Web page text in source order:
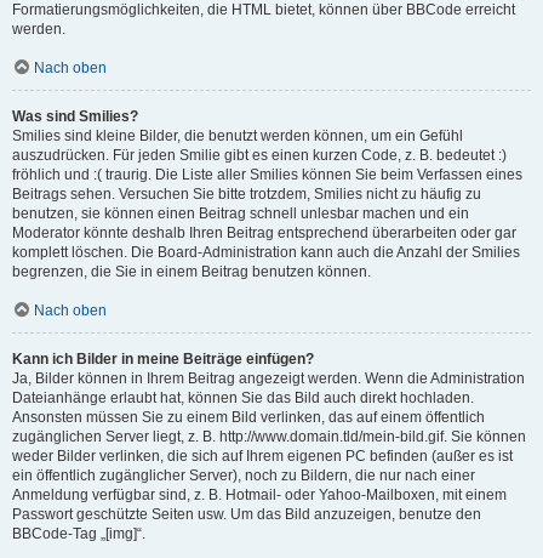
Formatierungsmöglichkeiten, die HTML bietet, können über BBCode erreicht
werden.
Nach oben
Was sind Smilies?
Smilies sind kleine Bilder, die benutzt werden können, um ein Gefühl
auszudrücken. Für jeden Smilie gibt es einen kurzen Code, z. B. bedeutet :)
fröhlich und :( traurig. Die Liste aller Smilies können Sie beim Verfassen eines
Beitrags sehen. Versuchen Sie bitte trotzdem, Smilies nicht zu häufig zu
benutzen, sie können einen Beitrag schnell unlesbar machen und ein
Moderator könnte deshalb Ihren Beitrag entsprechend überarbeiten oder gar
komplett löschen. Die Board-Administration kann auch die Anzahl der Smilies
begrenzen, die Sie in einem Beitrag benutzen können.
Nach oben
Kann ich Bilder in meine Beiträge einfügen?
Ja, Bilder können in Ihrem Beitrag angezeigt werden. Wenn die Administration
Dateianhänge erlaubt hat, können Sie das Bild auch direkt hochladen.
Ansonsten müssen Sie zu einem Bild verlinken, das auf einem öffentlich
zugänglichen Server liegt, z. B. http://www.domain.tld/mein-bild.gif. Sie können
weder Bilder verlinken, die sich auf Ihrem eigenen PC befinden (außer es ist
ein öffentlich zugänglicher Server), noch zu Bildern, die nur nach einer
Anmeldung verfügbar sind, z. B. Hotmail- oder Yahoo-Mailboxen, mit einem
Passwort geschützte Seiten usw. Um das Bild anzuzeigen, benutze den
BBCode-Tag „[img]“.